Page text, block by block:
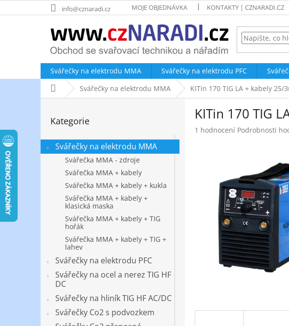
na
info@cznaradi.cz MOJE OBJEDNÁVKA KONTAKTY | CZNARADI.CZ
Svářečky na elektrodu MMA Svářečky na elektrodu PFC
Domů Svářečky na elektrodu MMA KITin 170 TIG LA + kabely 25/
a
kategorie
Kategorie
Svářečky na elektrodu MMA
Svářečka MMA - zdroje
Svářečka MMA + kabely
Svářečka MMA + kabely + kukla
Svářečka MMA + kabely +
klasická maska
Svářečka MMA + kabely + TIG
hořák
Svářečka MMA + kabely + TIG +
lahev
Svářečky na elektrodu PFC
Svářečky na ocel a nerez TIG HF
DC
Svářečky na hliník TIG HF AC/DC
Svářečky Co2 s podvozkem
KITin 170 TIG
Průměrné
hvězdiček.
1 hodnocení Podrobnosti